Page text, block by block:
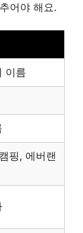
어야 해요.
이름
핑, 에버랜